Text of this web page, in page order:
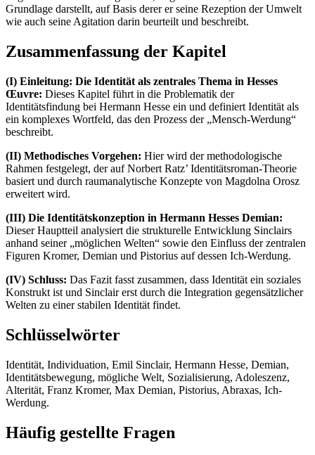
Grundlage darstellt, auf Basis derer er seine Rezeption der Umwelt
wie auch seine Agitation darin beurteilt und beschreibt.
Zusammenfassung der Kapitel
(I) Einleitung: Die Identität als zentrales Thema in Hesses
Œuvre: Dieses Kapitel führt in die Problematik der
Identitätsfindung bei Hermann Hesse ein und definiert Identität als
ein komplexes Wortfeld, das den Prozess der „Mensch-Werdung“
beschreibt.
(II) Methodisches Vorgehen: Hier wird der methodologische
Rahmen festgelegt, der auf Norbert Ratz’ Identitätsroman-Theorie
basiert und durch raumanalytische Konzepte von Magdolna Orosz
erweitert wird.
(III) Die Identitätskonzeption in Hermann Hesses Demian:
Dieser Hauptteil analysiert die strukturelle Entwicklung Sinclairs
anhand seiner „möglichen Welten“ sowie den Einfluss der zentralen
Figuren Kromer, Demian und Pistorius auf dessen Ich-Werdung.
(IV) Schluss: Das Fazit fasst zusammen, dass Identität ein soziales
Konstrukt ist und Sinclair erst durch die Integration gegensätzlicher
Welten zu einer stabilen Identität findet.
Schlüsselwörter
Identität, Individuation, Emil Sinclair, Hermann Hesse, Demian,
Identitätsbewegung, mögliche Welt, Sozialisierung, Adoleszenz,
Alterität, Franz Kromer, Max Demian, Pistorius, Abraxas, Ich-
Werdung.
Häufig gestellte Fragen